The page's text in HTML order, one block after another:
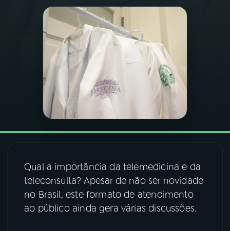
PROGRAMAÇÃO
PROGRAMAS
PODCASTS
ÚLTIMAS
08FESTIVAL DE MÚSICA
Qual a importância da telemedicina e da
teleconsulta? Apesar de não ser novidade
no Brasil, este formato de atendimento
ao público ainda gera várias discussões.